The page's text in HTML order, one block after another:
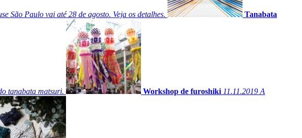
São Paulo vai até 28 de agosto. Veja os detalhes. Tanabata
tanabata matsuri. Workshop de furoshiki 11.11.2019 A